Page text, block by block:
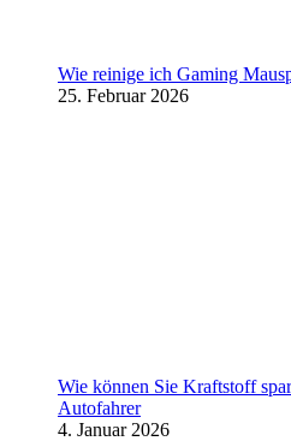
Wie reinige ich Gaming
25. Februar 2026
Wie können Sie Kraftstoff
Autofahrer
4. Januar 2026